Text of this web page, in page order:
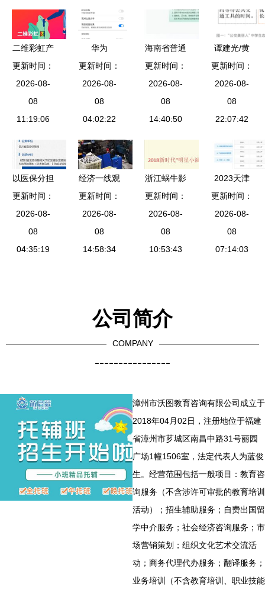
解
停步
二维彩虹产
品服务价格
更新与招生
辅助服务调
整通知
更新时间：
2026-08-
08
11:19:06
华为
Mate20系
列轻启动辅
助服务开启
指南 花粉
教程
更新时间：
2026-08-
08
04:02:22
海南省普通
高校招生志
愿填报辅助
系统操作指
南（入口
更新时间：
2026-08-
08
14:40:50
谭建光/黄
咏霓 “公交
美丽人”中
学生志愿服
务调查报告
城市共生
更新时间：
2026-08-
08
22:07:42
以医保分担
生育之重
不设起付标
准与辅助生
殖普惠化的
更新时间：
2026-08-
08
04:35:19
经济一线观
察丨降成本
拓市场 浙
江纾困政策
为市场主
更新时间：
2026-08-
08
14:58:34
浙江蜗牛影
视文化公司
全国招生计
划全面启
动，专业辅
更新时间：
2026-08-
08
10:53:43
2023天津
新高考志愿
辅助系统操
作指南 开
启精准升学
更新时间：
2026-08-
08
07:14:03
公司简介
COMPANY
----------------
漳州市沃图教育咨询有限公司成立于
2018年04月02日，注册地位于福建
省漳州市芗城区南昌中路31号丽园
广场1幢1506室，法定代表人为蓝俊
生。经营范围包括一般项目：教育咨
询服务（不含涉许可审批的教育培训
活动）；招生辅助服务；自费出国留
学中介服务；社会经济咨询服务；市
场营销策划；组织文化艺术交流活
动；商务代理代办服务；翻译服务；
业务培训（不含教育培训、职业技能